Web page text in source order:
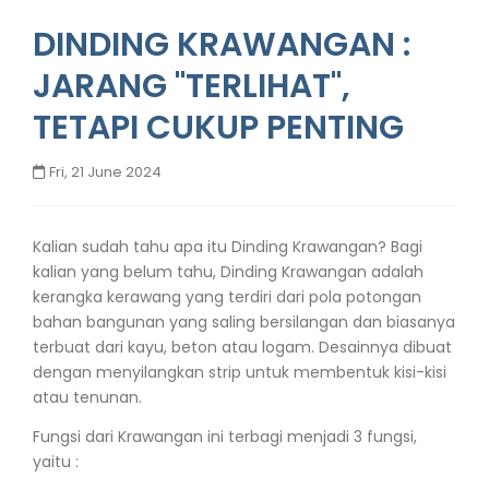
DINDING KRAWANGAN :
JARANG "TERLIHAT",
TETAPI CUKUP PENTING
Fri, 21 June 2024
Kalian sudah tahu apa itu Dinding Krawangan? Bagi
kalian yang belum tahu, Dinding Krawangan adalah
kerangka kerawang yang terdiri dari pola potongan
bahan bangunan yang saling bersilangan dan biasanya
terbuat dari kayu, beton atau logam. Desainnya dibuat
dengan menyilangkan strip untuk membentuk kisi-kisi
atau tenunan.
Fungsi dari Krawangan ini terbagi menjadi 3 fungsi,
yaitu :